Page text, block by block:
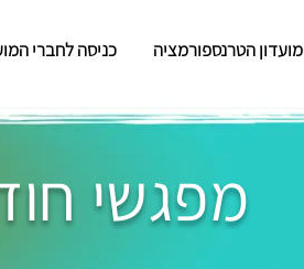
מועדון הטרנספורמציה כניסה לחברי
מפגשי